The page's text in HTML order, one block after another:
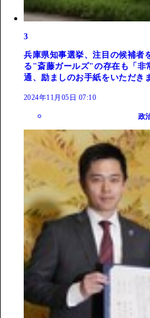
3
兵庫県知事選挙、注目の候補
る"斎藤ガールズ"の存在も「非
通、励ましのお手紙をいただき
2024年11月05日 07:10
政